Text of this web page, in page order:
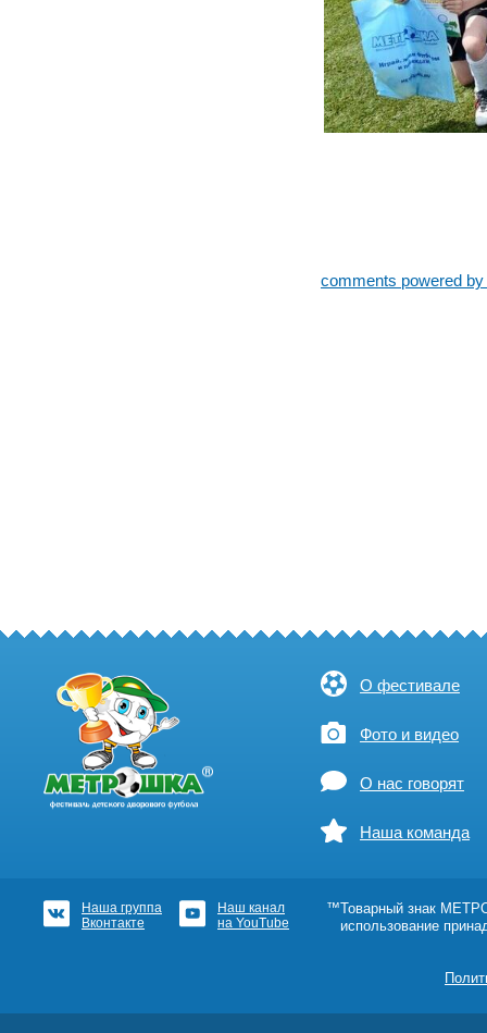
comments powered
О фестивале
Фото и видео
О нас говорят
Наша команда
Наша группа
Вконтакте
Наш канал
на YouTube
™Товарный знак
использование